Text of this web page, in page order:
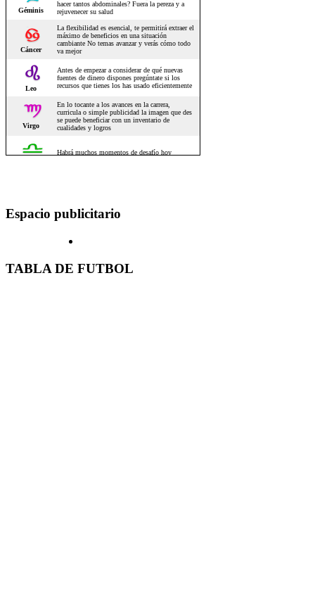
Espacio publicitario
TABLA DE FUTBOL